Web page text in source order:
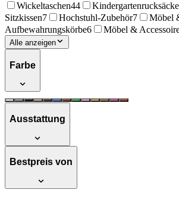
Wickeltaschen44 Kindergartenrucksäcke
Sitzkissen7 Hochstuhl-Zubehör7 Möbel
Aufbewahrungskörbe6 Möbel &
Alle anzeigen
Farbe
Ausstattung
Bestpreis von